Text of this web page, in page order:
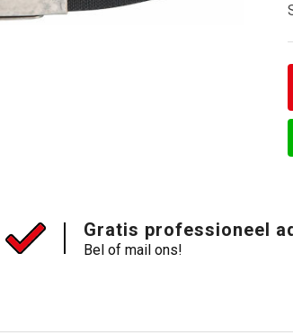
Gratis professioneel
Bel of mail ons!